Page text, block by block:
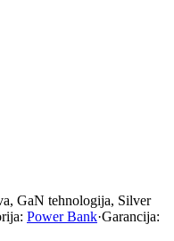
GaN tehnologija, Silver
Power Bank·Garancija: